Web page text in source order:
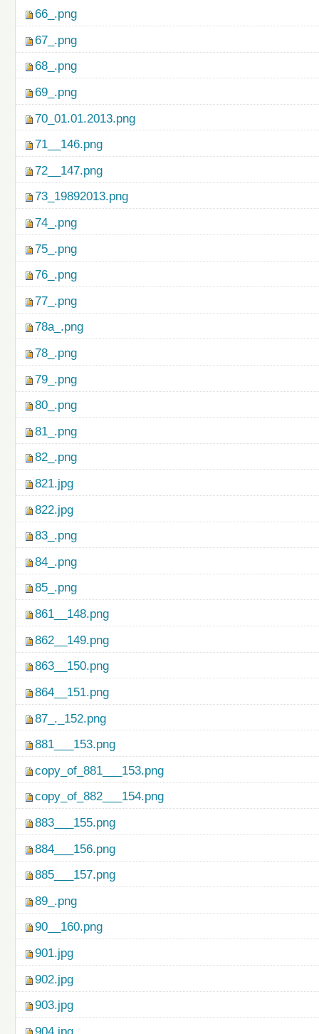
66_.png
67_.png
68_.png
69_.png
70_01.01.2013.png
71__146.png
72__147.png
73_19892013.png
74_.png
75_.png
76_.png
77_.png
78a_.png
78_.png
79_.png
80_.png
81_.png
82_.png
821.jpg
822.jpg
83_.png
84_.png
85_.png
861__148.png
862__149.png
863__150.png
864__151.png
87_._152.png
881___153.png
copy_of_881___153.png
copy_of_882___154.png
883___155.png
884___156.png
885___157.png
89_.png
90__160.png
901.jpg
902.jpg
903.jpg